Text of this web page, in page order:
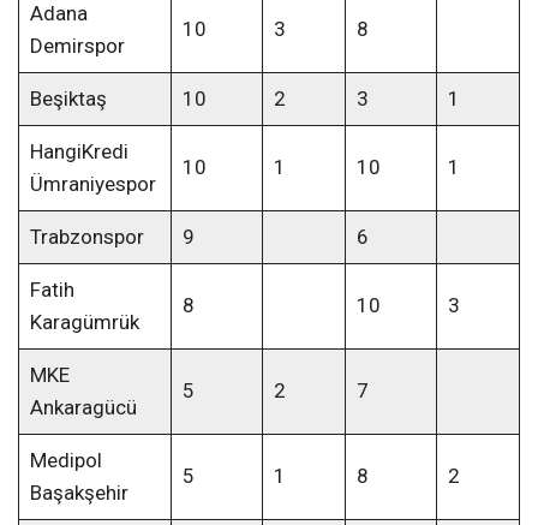
Adana
Demirspor
10 3 8
Beşiktaş 10 2 3 1
HangiKredi
Ümraniyespor
10 1 10 1
Trabzonspor 9 6
Fatih
Karagümrük
8 10 3
MKE
Ankaragücü
5 2 7
Medipol
Başakşehir
5 1 8 2